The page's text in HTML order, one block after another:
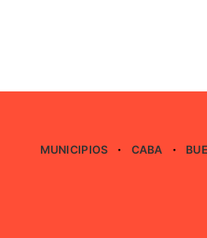
MUNICIPIOS CABA